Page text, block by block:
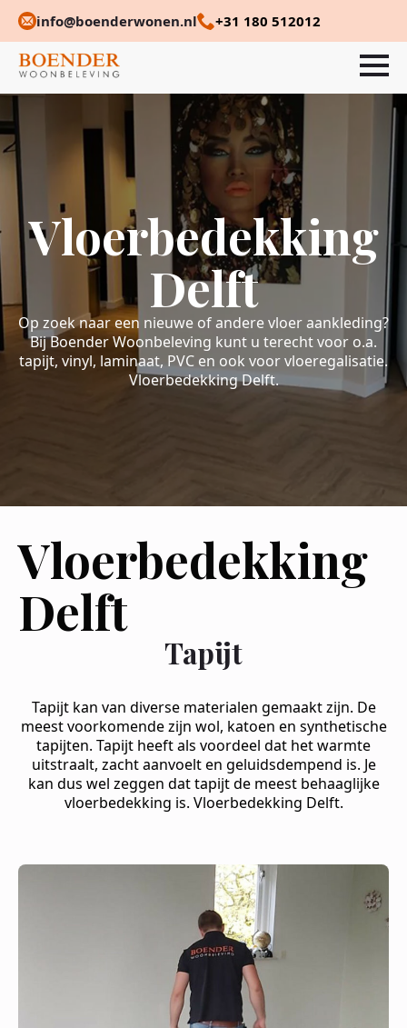
info@boenderwonen.nl +31 180 512012
Vloerbedekking
Delft
Op zoek naar een nieuwe of andere vloer aankleding?
Bij Boender Woonbeleving kunt u terecht voor o.a.
tapijt, vinyl, laminaat, PVC en ook voor vloeregalisatie.
Vloerbedekking Delft.
Vloerbedekking
Delft
Tapijt
Tapijt kan van diverse materialen gemaakt zijn. De
meest voorkomende zijn wol, katoen en synthetische
tapijten. Tapijt heeft als voordeel dat het warmte
uitstraalt, zacht aanvoelt en geluidsdempend is. Je
kan dus wel zeggen dat tapijt de meest behaaglijke
vloerbedekking is. Vloerbedekking Delft.